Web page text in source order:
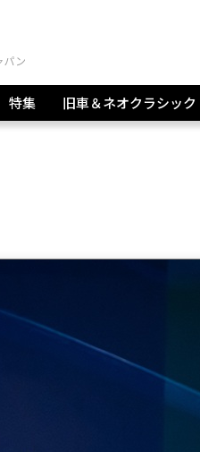
特集 旧車＆ネオクラシック